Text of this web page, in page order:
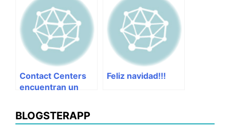
Contact Centers
encuentran un
comunicación en
los SMS
Feliz navidad!!!
BLOGSTERAPP